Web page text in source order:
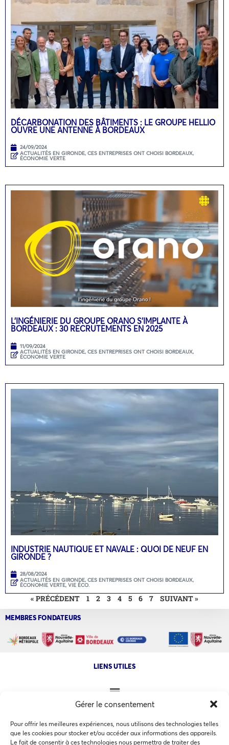
Gérer le consentement
Pour offrir les meilleures expériences, nous utilisons des technologies telles
que les cookies pour stocker et/ou accéder aux informations des appareils.
Le fait de consentir à ces technologies nous permettra de traiter des
DÉCARBONATION DES BÂTIMENTS : LE GROUPE HELLIO
OUVRE UNE ANTENNE À BORDEAUX
24/09/2024
ACTUALITÉS EN GIRONDE, CES ENTREPRISES ONT CHOISI BORDEAUX,
ÉCONOMIE VERTE
L’INGÉNIERIE DU GROUPE ORANO S’IMPLANTE À
BORDEAUX : 30 RECRUTEMENTS EN 2025
11/09/2024
ACTUALITÉS EN GIRONDE, CES ENTREPRISES ONT CHOISI BORDEAUX,
ÉCONOMIE VERTE
INDUSTRIE NAUTIQUE ET NAVALE : QUOI DE NEUF EN
GIRONDE ?
28/08/2024
ACTUALITÉS EN GIRONDE, CES ENTREPRISES ONT CHOISI BORDEAUX,
ÉCONOMIE VERTE, VIE ÉCO.
« PRÉCÉDENT 1 2 3 4 5 6 7 SUIVANT »
MEMBRES FONDATEURS
LIENS UTILES